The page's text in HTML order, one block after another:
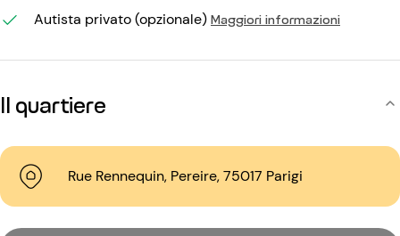
Autista privato (opzionale) Maggiori informazioni
Il quartiere
Rue Rennequin, Pereire, 75017 Parigi